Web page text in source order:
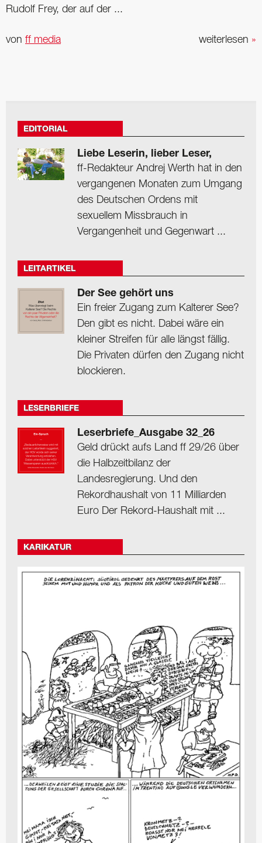
Rudolf Frey, der auf der ...
weiterlesen »
von ff media
EDITORIAL
Liebe Leserin, lieber Leser,
ff-Redakteur Andrej Werth hat in den
vergangenen Monaten zum Umgang
des Deutschen Ordens mit
sexuellem Missbrauch in
Vergangenheit und Gegenwart ...
LEITARTIKEL
Der See gehört uns
Ein freier Zugang zum Kalterer See?
Den gibt es nicht. Dabei wäre ein
kleiner Streifen für alle längst fällig.
Die Privaten dürfen den Zugang nicht
blockieren.
LESERBRIEFE
Leserbriefe_Ausgabe 32_26
Geld drückt aufs Land ff 29/26 über
die Halbzeitbilanz der
Landesregierung. Und den
Rekordhaushalt von 11 Milliarden
Euro Der Rekord-Haushalt mit ...
KARIKATUR